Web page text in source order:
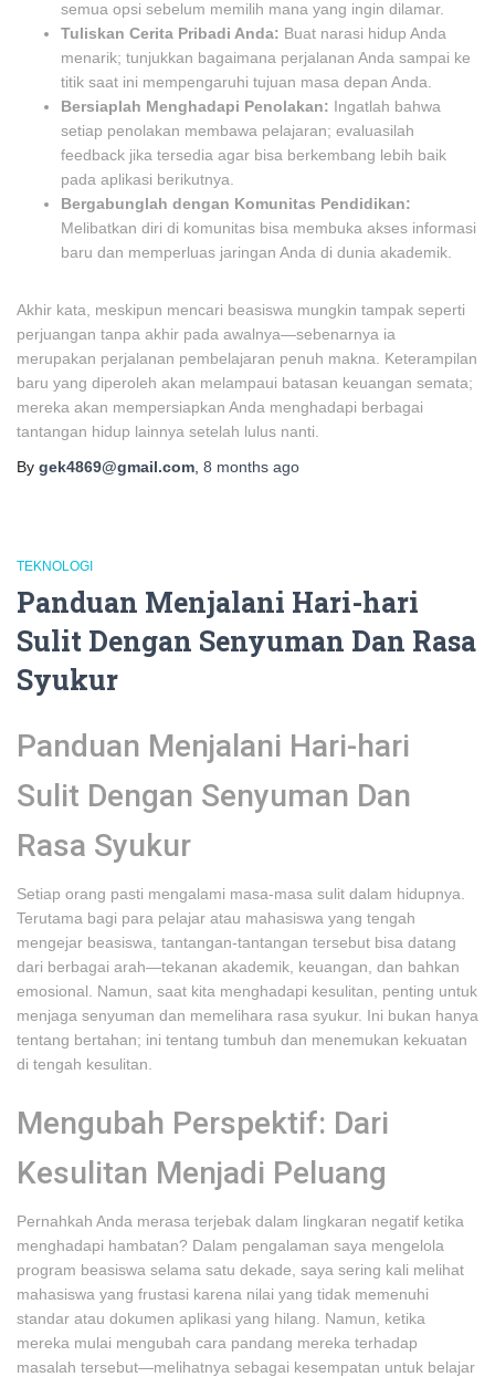
semua opsi sebelum memilih mana yang ingin dilamar.
Tuliskan Cerita Pribadi Anda: Buat narasi hidup Anda
menarik; tunjukkan bagaimana perjalanan Anda sampai ke
titik saat ini mempengaruhi tujuan masa depan Anda.
Bersiaplah Menghadapi Penolakan: Ingatlah bahwa
setiap penolakan membawa pelajaran; evaluasilah
feedback jika tersedia agar bisa berkembang lebih baik
pada aplikasi berikutnya.
Bergabunglah dengan Komunitas Pendidikan:
Melibatkan diri di komunitas bisa membuka akses informasi
baru dan memperluas jaringan Anda di dunia akademik.
Akhir kata, meskipun mencari beasiswa mungkin tampak seperti
perjuangan tanpa akhir pada awalnya—sebenarnya ia
merupakan perjalanan pembelajaran penuh makna. Keterampilan
baru yang diperoleh akan melampaui batasan keuangan semata;
mereka akan mempersiapkan Anda menghadapi berbagai
tantangan hidup lainnya setelah lulus nanti.
By gek4869@gmail.com 8 months ago
TEKNOLOGI
Panduan Menjalani Hari-hari
Sulit Dengan Senyuman Dan Rasa
Syukur
Panduan Menjalani Hari-hari
Sulit Dengan Senyuman Dan
Rasa Syukur
Setiap orang pasti mengalami masa-masa sulit dalam hidupnya.
Terutama bagi para pelajar atau mahasiswa yang tengah
mengejar beasiswa, tantangan-tantangan tersebut bisa datang
dari berbagai arah—tekanan akademik, keuangan, dan bahkan
emosional. Namun, saat kita menghadapi kesulitan, penting untuk
menjaga senyuman dan memelihara rasa syukur. Ini bukan hanya
tentang bertahan; ini tentang tumbuh dan menemukan kekuatan
di tengah kesulitan.
Mengubah Perspektif: Dari
Kesulitan Menjadi Peluang
Pernahkah Anda merasa terjebak dalam lingkaran negatif ketika
menghadapi hambatan? Dalam pengalaman saya mengelola
program beasiswa selama satu dekade, saya sering kali melihat
mahasiswa yang frustasi karena nilai yang tidak memenuhi
standar atau dokumen aplikasi yang hilang. Namun, ketika
mereka mulai mengubah cara pandang mereka terhadap
masalah tersebut—melihatnya sebagai kesempatan untuk belajar